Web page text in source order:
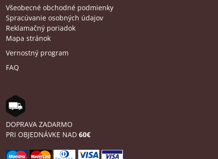
Všeobecné obchodné podmienky
Spracúvanie osobných údajov
Reklamačný poriadok
Mapa stránok
Vernostný program
FAQ
DOPRAVA ZADARMO
PRI OBJEDNÁVKE NAD 60€